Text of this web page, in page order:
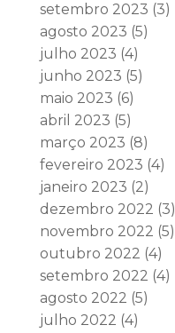
setembro 2023 (3)
agosto 2023 (5)
julho 2023 (4)
junho 2023 (5)
maio 2023 (6)
abril 2023 (5)
março 2023 (8)
fevereiro 2023 (4)
janeiro 2023 (2)
dezembro 2022 (3)
novembro 2022 (5)
outubro 2022 (4)
setembro 2022 (4)
agosto 2022 (5)
julho 2022 (4)